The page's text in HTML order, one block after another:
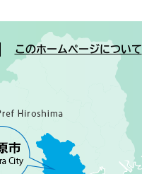
このホームページについて